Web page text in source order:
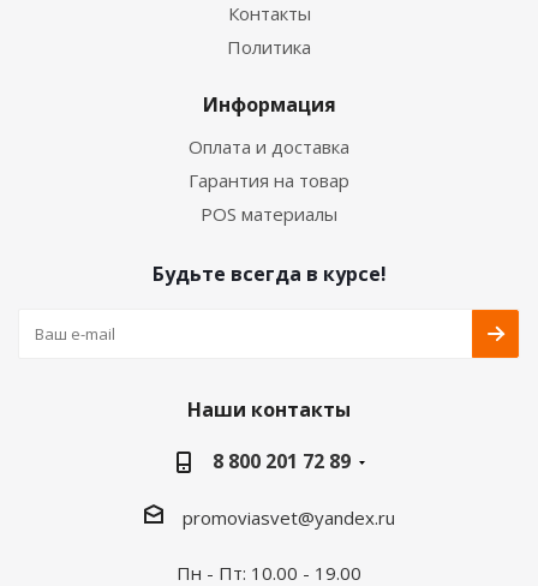
Контакты
Политика
Информация
Оплата и доставка
Гарантия на товар
POS материалы
Будьте всегда в курсе!
Наши контакты
8 800 201 72 89
promoviasvet@yandex.ru
Пн - Пт: 10.00 - 19.00